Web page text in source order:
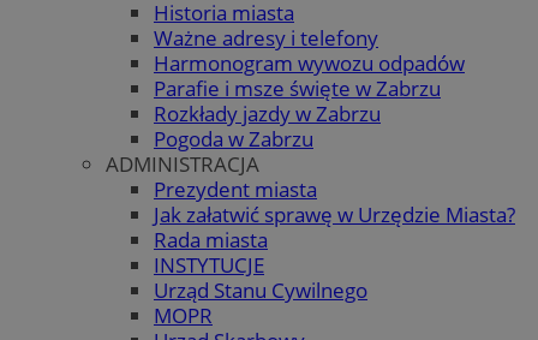
Historia miasta
Ważne adresy i telefony
Harmonogram wywozu odpadów
Parafie i msze święte w Zabrzu
Rozkłady jazdy w Zabrzu
Pogoda w Zabrzu
ADMINISTRACJA
Prezydent miasta
Jak załatwić sprawę w Urzędzie Miasta?
Rada miasta
INSTYTUCJE
Urząd Stanu Cywilnego
MOPR